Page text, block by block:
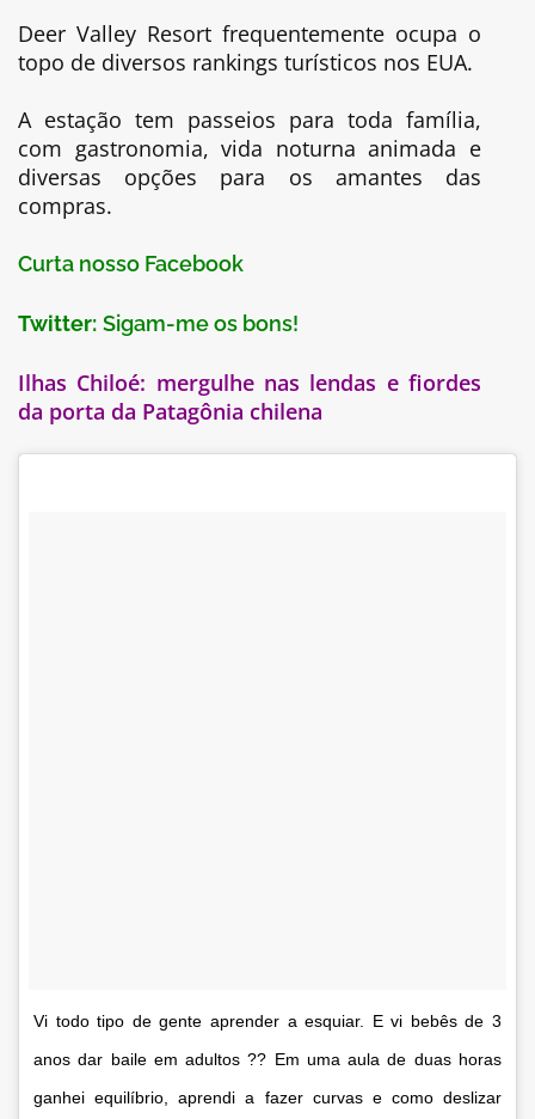
Deer Valley Resort frequentemente ocupa o
topo de diversos rankings turísticos nos EUA.
A estação tem passeios para toda família,
com gastronomia, vida noturna animada e
diversas opções para os amantes das
compras.
Curta nosso Facebook
Twitter: Sigam-me os bons!
Ilhas Chiloé: mergulhe nas lendas e fiordes
da porta da Patagônia chilena
Vi todo tipo de gente aprender a esquiar. E vi bebês de 3
anos dar baile em adultos ?? Em uma aula de duas horas
ganhei equilíbrio, aprendi a fazer curvas e como deslizar